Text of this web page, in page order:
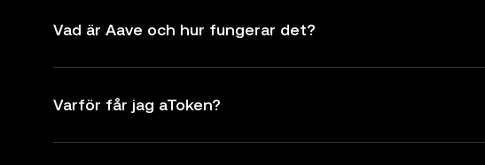
Vad är Aave och hur fungerar det?
Varför får jag aToken?